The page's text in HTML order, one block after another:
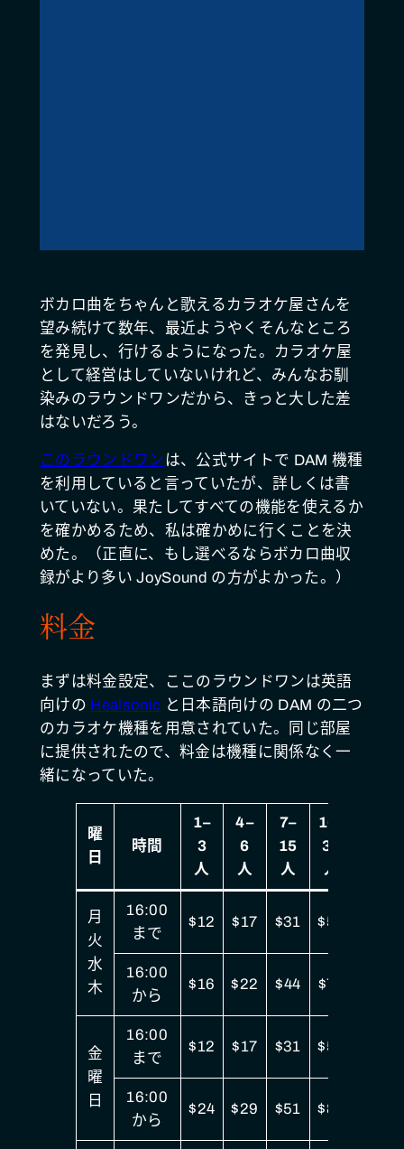
ボカロ曲をちゃんと歌えるカラオケ屋さんを
望み続けて数年、最近ようやくそんなところ
を発見し、行けるようになった。カラオケ屋
として経営はしていないけれど、みんなお馴
染みのラウンドワンだから、きっと大した差
はないだろう。
このラウンドワン は、公式サイトで DAM 機種
を利用していると言っていたが、詳しくは書
いていない。果たしてすべての機能を使えるか
を確かめるため、私は確かめに行くことを決
めた。（正直に、もし選べるならボカロ曲収
録がより多い JoySound の方がよかった。）
料金
まずは料金設定、ここのラウンドワンは英語
向けの Healsonic と日本語向けの DAM の二つ
のカラオケ機種を用意されていた。同じ部屋
に提供されたので、料金は機種に関係なく一
緒になっていた。
曜
日
時間
1–
3
人
4–
6
人
7–
15
人
16–
30
人
月
火
水
木
16:00
まで
$12 $17 $31 $50
16:00
から
$16 $22 $44 $70
金
曜
日
16:00
まで
$12 $17 $31 $50
16:00
から
$24 $29 $51 $82